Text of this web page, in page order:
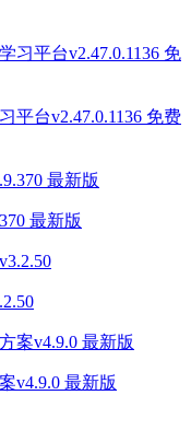
平台v2.47.0.1136 免费
最新版
v4.9.0 最新版